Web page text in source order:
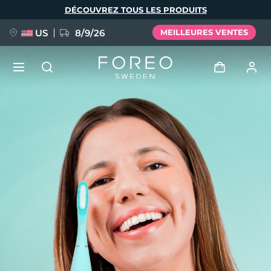
DÉCOUVREZ TOUS LES PRODUITS
US 8/9/26 MEILLEURES VENTES
Profil de l'utilisateur
Mes appareils
Mes commandes
Mes adresses
Mes abonnements
FAQ™ Pure Beauty-Tech Elixir
BREAKING NEWS
issa™ Teeth Whitening Set
Deutsch
Español
Français
Italiano
Português
Svenska
Русский
简体中文 繁體中文